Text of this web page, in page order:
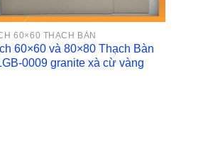
60×60 THẠCH BÀN
60×60 và 80×80 Thạch Bàn
0009 granite xà cừ vàng